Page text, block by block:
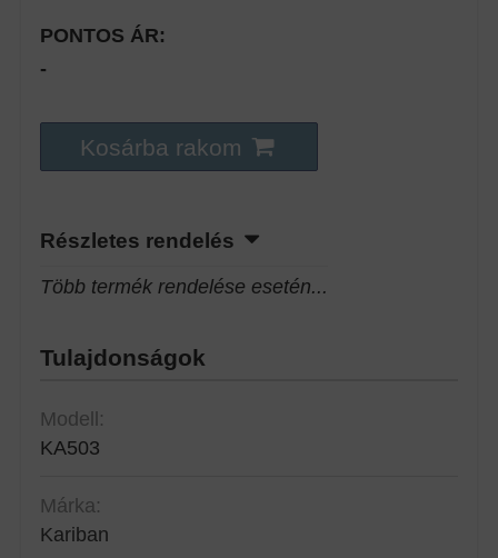
PONTOS ÁR:
-
Kosárba rakom
Részletes rendelés
Több termék rendelése esetén...
Tulajdonságok
Modell:
KA503
Márka:
Kariban